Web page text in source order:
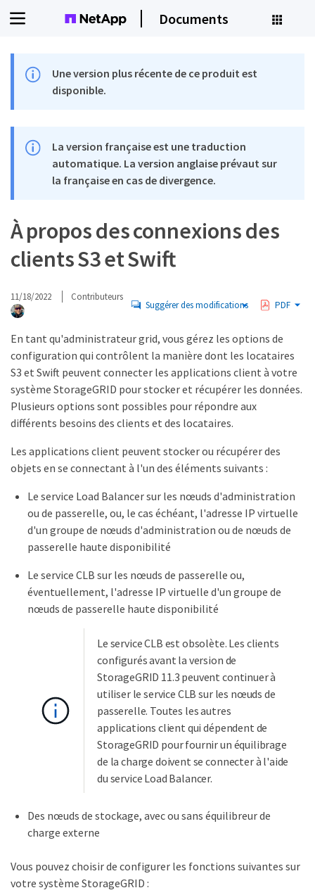
Documents
Une version plus récente de ce produit est
disponible.
La version française est une traduction
automatique. La version anglaise prévaut sur
la française en cas de divergence.
À propos des connexions des
clients S3 et Swift
11/18/2022 Contributeurs
Suggérer des modifications PDF
En tant qu'administrateur grid, vous gérez les options de
configuration qui contrôlent la manière dont les locataires
S3 et Swift peuvent connecter les applications client à votre
système StorageGRID pour stocker et récupérer les données.
Plusieurs options sont possibles pour répondre aux
différents besoins des clients et des locataires.
Les applications client peuvent stocker ou récupérer des
objets en se connectant à l'un des éléments suivants :
Le service Load Balancer sur les nœuds d'administration
ou de passerelle, ou, le cas échéant, l'adresse IP virtuelle
d'un groupe de nœuds d'administration ou de nœuds de
passerelle haute disponibilité
Le service CLB sur les nœuds de passerelle ou,
éventuellement, l'adresse IP virtuelle d'un groupe de
nœuds de passerelle haute disponibilité
Le service CLB est obsolète. Les clients
configurés avant la version de
StorageGRID 11.3 peuvent continuer à
utiliser le service CLB sur les nœuds de
passerelle. Toutes les autres
applications client qui dépendent de
StorageGRID pour fournir un équilibrage
de la charge doivent se connecter à l'aide
du service Load Balancer.
Des nœuds de stockage, avec ou sans équilibreur de
charge externe
Vous pouvez choisir de configurer les fonctions suivantes sur
votre système StorageGRID :